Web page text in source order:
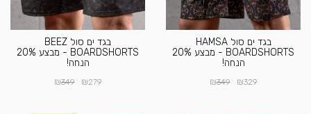
בגד ים סול HAMSA
BOARDSHORTS - מבצע 20%
הנחה!
₪329
₪349
בגד ים סול BEEZ
BOARDSHORTS - מבצע 20%
הנחה!
₪279
₪349